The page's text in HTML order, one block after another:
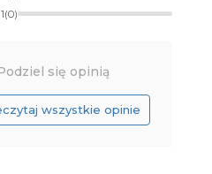
1(0)
się opinią
wszystkie opinie